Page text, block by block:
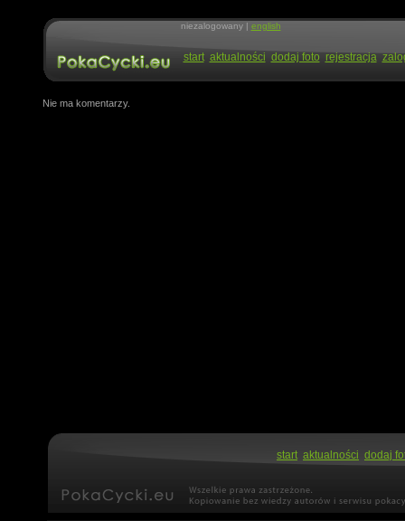
niezalogowany | english
start aktualności dodaj foto rejestracja
Nie ma komentarzy.
start aktualności dodaj